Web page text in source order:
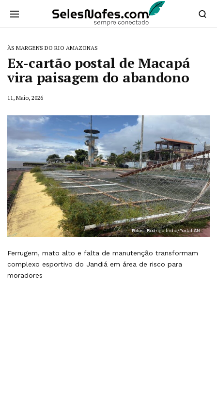
ÀS MARGENS DO RIO AMAZONAS
Ex-cartão postal de Macapá
vira paisagem do abandono
11, Maio, 2026
Fotos: Rodrigo Índio/Portal SN
Ferrugem, mato alto e falta de manutenção transformam
complexo esportivo do Jandiá em área de risco para
moradores